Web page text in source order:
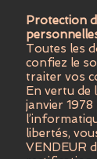
Protection
Toutes les
confiez le
traiter vos
En vertu de
janvier 1978
libertés,
VENDEUR